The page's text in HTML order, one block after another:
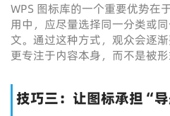
WPS 图标库的一个重要优势在
用中，应尽量选择同一分类或
文。通过这种方式，观众会逐
更专注于内容本身，而不是被形
技巧三：让图标承担“